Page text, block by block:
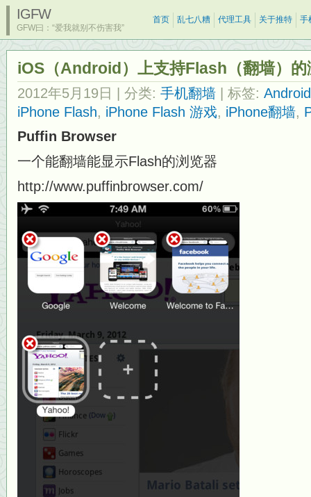
IGFW
GFW曰：“爱我就别不伤害我”
首页 乱七八糟 代理工具 关于推特 手
iOS（Android）上支持Flash（翻墙）的
2012年5月19日 | 分类: 手机翻墙 | 标签:
iPhone Flash, iPhone Flash 游戏, iPhone翻墙,
Puffin Browser
一个能翻墙能显示Flash的浏览器
http://www.puffinbrowser.com/